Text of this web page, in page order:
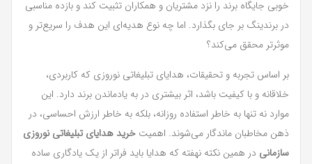
خوبی جایگاه برند را نزد مشتریان و همکاران تثبیت کند و بازده مناسبی
در برندینگ بر جای بگذارد. اما چه نوع هدیه‌ای این هدف را سریع‌تر و
موثرتر محقق می‌کند؟
بر اساس تجربه و تحقیقات، هدایای تبلیغاتی نوروزی که کاربردی،
خلاقانه و با کیفیت باشد، اثر بیشتری در به یادماندن برند دارد. این
موارد نه تنها به خاطر استفاده روزانه، بلکه به خاطر ارزش احساسی، در
ذهن مخاطبان ماندگار می‌شوند. اهمیت خرید هدایای تبلیغاتی نوروزی
سازمانی در همین نکته نهفته که هدایا باید فراتر از یک یادگاری ساده